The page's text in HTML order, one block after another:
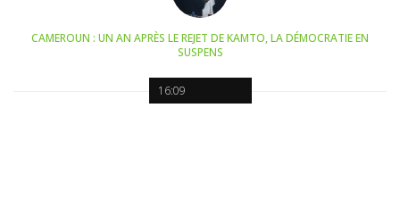
16:09
CAMEROUN : UN AN APRÈS LE REJET DE KAMTO, LA DÉMOCRATIE EN
SUSPENS